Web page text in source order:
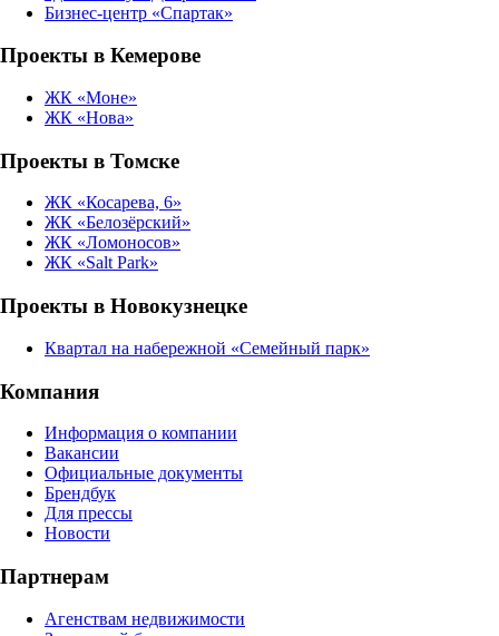
Бизнес-центр «Спартак»
Проекты в Кемерове
ЖК «Моне»
ЖК «Нова»
Проекты в Томске
ЖК «Косарева, 6»
ЖК «Белозёрский»
ЖК «Ломоносов»
ЖК «Salt Park»
Проекты в Новокузнецке
Квартал на набережной «Семейный парк»
Компания
Информация о компании
Вакансии
Официальные документы
Брендбук
Для прессы
Новости
Партнерам
Агенствам недвижимости